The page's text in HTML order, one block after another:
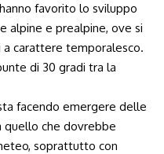
favorito lo sviluppo
alpine e prealpine, ove si
a carattere temporalesco.
di 30 gradi tra la
facendo emergere delle
quello che dovrebbe
soprattutto con